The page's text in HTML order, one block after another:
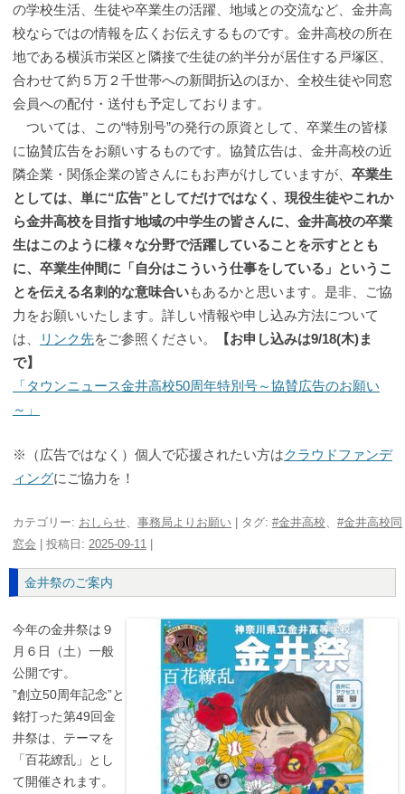
の学校生活、生徒や卒業生の活躍、地域との交流など、金井高
校ならではの情報を広くお伝えするものです。金井高校の所在
地である横浜市栄区と隣接で生徒の約半分が居住する戸塚区、
合わせて約５万２千世帯への新聞折込のほか、全校生徒や同窓
会員への配付・送付も予定しております。
ついては、この“特別号”の発行の原資として、卒業生の皆様
に協賛広告をお願いするものです。協賛広告は、金井高校の近
隣企業・関係企業の皆さんにもお声がけしていますが、 卒業生
としては、単に“広告”としてだけではなく、現役生徒やこれか
ら金井高校を目指す地域の中学生の皆さんに、金井高校の卒業
生はこのように様々な分野で活躍していることを示すととも
に、卒業生仲間に「自分はこういう仕事をしている」というこ
とを伝える名刺的な意味合いもあるかと思います。是非、ご協
力をお願いいたします。詳しい情報や申し込み方法について
は、
リンク先をご参照ください。
【お申し込みは9/18(木)ま
で】
「タウンニュース金井高校50周年特別号～協賛広告のお願い
～」
※（広告ではなく）個人で応援されたい方はクラウドファンデ
ィングにご協力を！
カテゴリー: おしらせ 事務局よりお願い | タグ: #金井高校
#金井高校同
窓会 | 投稿日: 2025-09-11 |
金井祭のご案内
今年の金井祭は９
月６日（土）一般
公開です。
”創立50周年記念”と
銘打った第49回金
井祭は、テーマを
「百花繚乱」とし
て開催されます。